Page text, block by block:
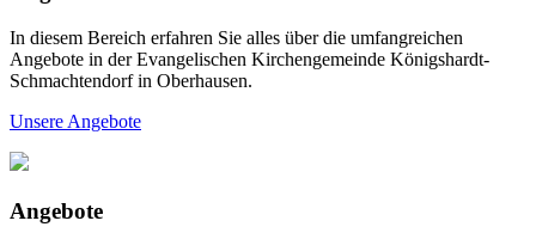
In diesem Bereich erfahren Sie alles über die umfangreichen
Angebote in der Evangelischen Kirchengemeinde Königshardt-
Schmachtendorf in Oberhausen.
Unsere Angebote
Angebote